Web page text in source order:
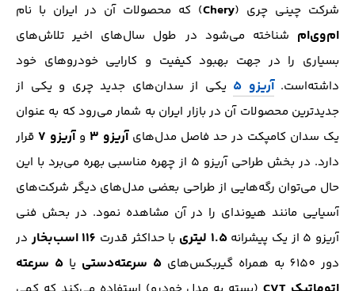
شرکت چینی چری (Chery) که محصولات آن در ایران با نام
ام‌وی‌ام شناخته می‌شود در طول سال‌های اخیر تلاش‌های
بسیاری را در جهت بهبود کیفیت و کارایی خودرو‌های خود
داشته‌است.آریزو 5
یکی از سدان‌های جدید چری و یکی از
جدید‌ترین محصولات آن در بازار ایران به شمار می‌رود که به عنوان
یک سدان کامپکت در حد فاصل‌ مدل‌هایآریزو 3 وآریزو 7
قرار
دارد. در بخش طراحی آریزو 5 از چهره مناسبی بهره می‌برد با این
حال می‌توان رگه‌هایی از طراحی بعضی مدل‌های دیگر شرکت‌های
آسیایی مانند هیوندای را در آن مشاهده نمود. در بحش فنی
آریزو 5 از یک پیشرانه
1.5 لیتری با حداکثر قدرت 116 اسب‌بخار
در
دور 6150 به همراه گیربکس‌های
5 سرعته‌دستی یا
5 سرعته